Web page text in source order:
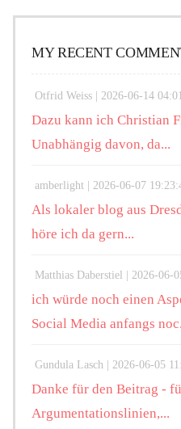
MY RECENT
Otfrid Weiss | 2026-06-14
Dazu kann ich Christian
Unabhängig davon, da...
amberlight | 2026-06-07
Als lokaler blog aus
höre ich da gern...
Matthias Daberstiel | 2026-06-
ich würde noch einen
Social Media anfangs
Gundula Lasch | 2026-06-05
Danke für den Beitrag -
Argumentationslinien,...